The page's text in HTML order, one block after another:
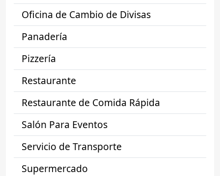
Oficina de Cambio de Divisas
Panadería
Pizzería
Restaurante
Restaurante de Comida Rápida
Salón Para Eventos
Servicio de Transporte
Supermercado